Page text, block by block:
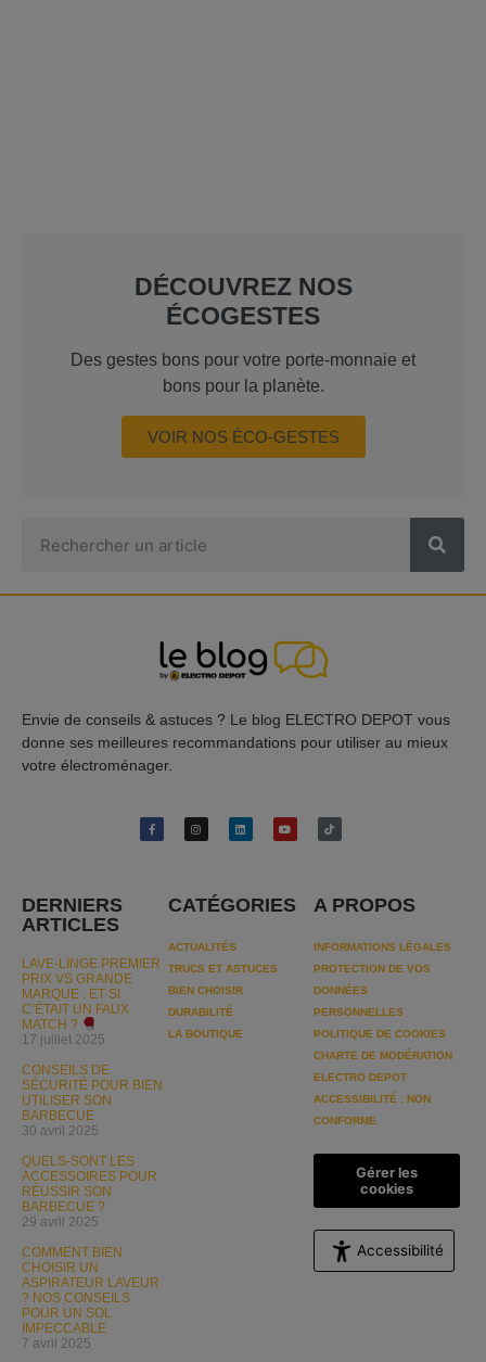
DÉCOUVREZ NOS
ÉCOGESTES
Des gestes bons pour votre porte-monnaie et
bons pour la planète.
VOIR NOS ÉCO-GESTES
Envie de conseils & astuces ? Le blog ELECTRO DEPOT vous
donne ses meilleures recommandations pour utiliser au mieux
votre électroménager.
DERNIERS
ARTICLES
LAVE-LINGE PREMIER
PRIX VS GRANDE
MARQUE : ET SI
C’ÉTAIT UN FAUX
MATCH ?
17 juillet 2025
CONSEILS DE
SÉCURITÉ POUR BIEN
UTILISER SON
BARBECUE
30 avril 2025
QUELS-SONT LES
ACCESSOIRES POUR
RÉUSSIR SON
BARBECUE ?
29 avril 2025
COMMENT BIEN
CHOISIR UN
ASPIRATEUR LAVEUR
? NOS CONSEILS
POUR UN SOL
IMPECCABLE
7 avril 2025
CATÉGORIES
ACTUALITÉS
TRUCS ET ASTUCES
BIEN CHOISIR
DURABILITÉ
LA BOUTIQUE
A PROPOS
INFORMATIONS LÉGALES
PROTECTION DE VOS
DONNÉES
PERSONNELLES
POLITIQUE DE COOKIES
CHARTE DE MODÉRATION
ELECTRO DEPOT
ACCESSIBILITÉ : NON
CONFORME
Gérer les
cookies
Accessibilité